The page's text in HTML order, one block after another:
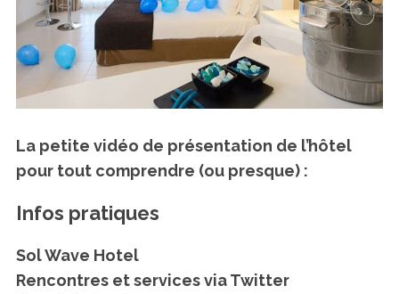
La petite vidéo de présentation de l’hôtel
pour tout comprendre (ou presque) :
Infos pratiques
Sol Wave Hotel
Rencontres et services via Twitter